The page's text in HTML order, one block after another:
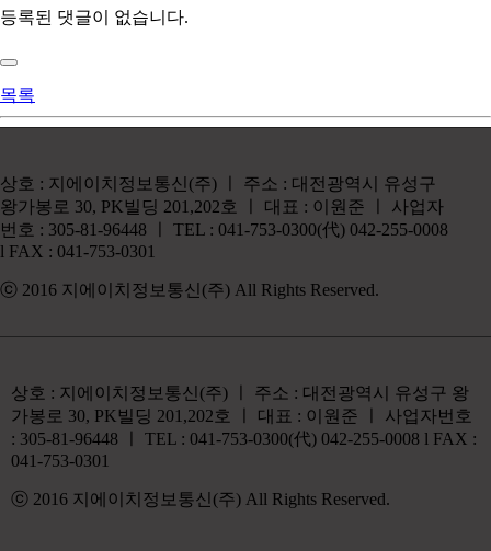
등록된 댓글이 없습니다.
목록
상호 : 지에이치정보통신(주) ㅣ 주소 : 대전광역시 유성구
왕가봉로 30, PK빌딩 201,202호 ㅣ 대표 : 이원준 ㅣ 사업자
번호 : 305-81-96448 ㅣ TEL : 041-753-0300(代) 042-255-0008
l FAX : 041-753-0301
ⓒ 2016 지에이치정보통신(주) All Rights Reserved.
상호 : 지에이치정보통신(주) ㅣ 주소 : 대전광역시 유성구 왕
가봉로 30, PK빌딩 201,202호 ㅣ 대표 : 이원준 ㅣ 사업자번호
: 305-81-96448 ㅣ TEL : 041-753-0300(代) 042-255-0008 l FAX :
041-753-0301
ⓒ 2016 지에이치정보통신(주) All Rights Reserved.